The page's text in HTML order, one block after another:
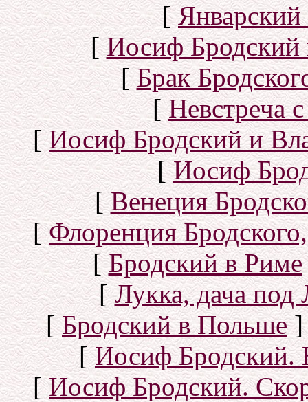
[Январский
[Иосиф Бродский
[Брак
[Невстреча
[Иосиф Бродский и
[Иосиф
[Венеция
[Флоренция
[Бродский в Риме
[Лукка, дача под
[Бродский в Польше]
[Иосиф Бродский.
[Иосиф Бродский.